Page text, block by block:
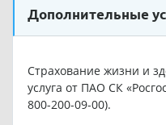
Дополнительные
Страхование жизни и
услуга от ПАО СК
800-200-09-00).